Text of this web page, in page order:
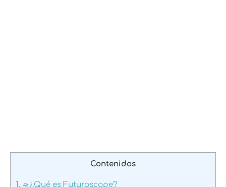
Contenidos
1. 🛸¿Qué es Futuroscope?